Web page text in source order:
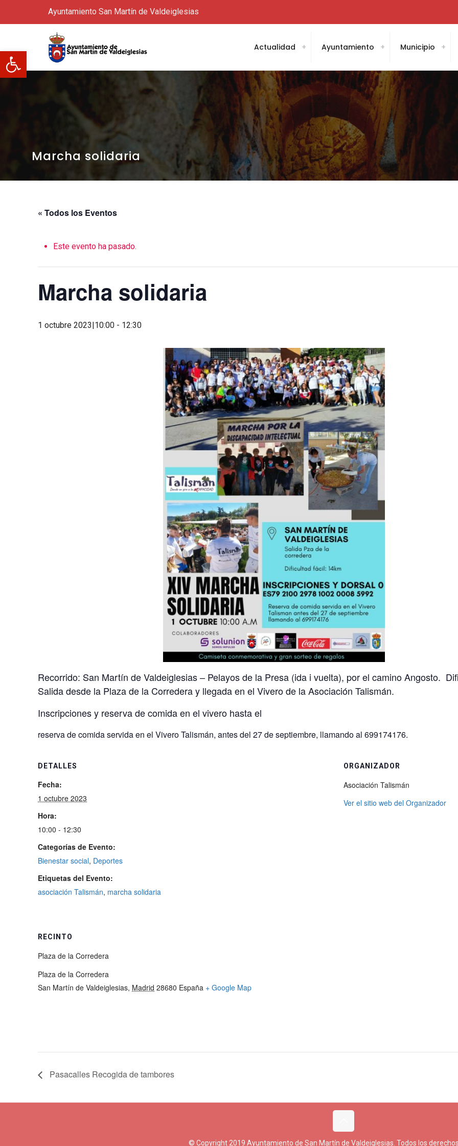
Abrir barra de herramientas
Ayuntamiento San Martín de Valdeiglesias
Actualidad Ayuntamiento Municipio
Marcha solidaria
« Todos los Eventos
Este evento ha pasado.
Marcha solidaria
1 octubre 2023|10:00 - 12:30
Recorrido: San Martín de Valdeiglesias – Pelayos de la Presa (ida i vuelta), por el camino Angosto.
Salida desde la Plaza de la Corredera y llegada en el Vivero de la Asociación Talismán.
Inscripciones y reserva de comida en el vivero hasta el
reserva de comida servida en el Vivero Talismán, antes del 27 de septiembre, llamando al 699174176.
DETALLES
Fecha:
1 octubre 2023
Hora:
10:00 - 12:30
Categorías de Evento:
Bienestar social, Deportes
Etiquetas del Evento:
asociación Talismán, marcha solidaria
ORGANIZADOR
Asociación Talismán
Ver el sitio web del Organizador
RECINTO
Plaza de la Corredera
Plaza de la Corredera
San Martín de Valdeiglesias, Madrid 28680 España + Google Map
Pasacalles Recogida de tambores
© Copyright 2019 Ayuntamiento de San Martín de Valdeiglesias. Todos los